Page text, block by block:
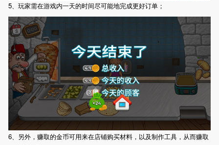
5、玩家需在游戏内一天的时间尽可能地完成更好订单；
6、另外，赚取的金币可用来在店铺购买材料，以及制作工具，从而赚取